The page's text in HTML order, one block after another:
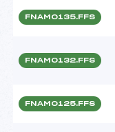
FNAM0135.FFS
FNAM0132.FFS
FNAM0125.FFS